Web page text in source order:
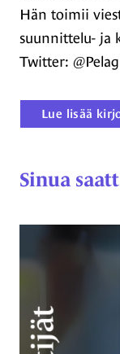
Hän toimii
suunnittelu- ja
Twitter:
Lue lisää
Sinua